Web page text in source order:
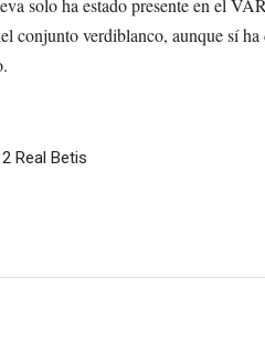
solo ha estado presente en el
conjunto verdiblanco, aunque sí
Real Betis